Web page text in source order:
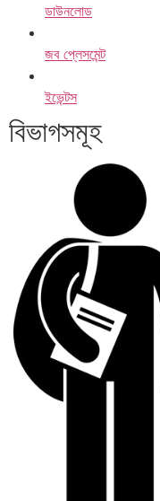
ডাউনলোড
জব প্লেসমেন্ট
ইভেন্টস
বিভাগসমূহ